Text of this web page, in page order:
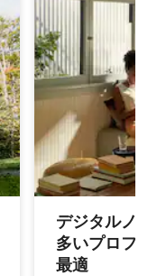
デジタルノ
多⁠いプ⁠ロ⁠フ⁠
最⁠適